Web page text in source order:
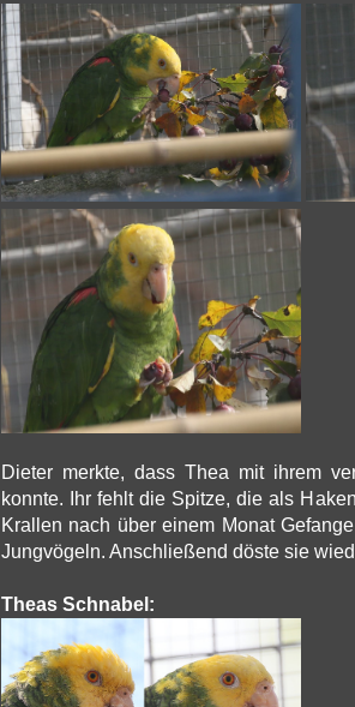
Dieter merkte, dass Thea mit ihrem
konnte. Ihr fehlt die Spitze, die als
Krallen nach über einem Monat
Jungvögeln. Anschließend döste sie
Theas Schnabel: